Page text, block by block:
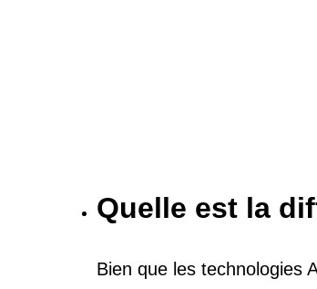
Quelle est la
Bien que les technologies